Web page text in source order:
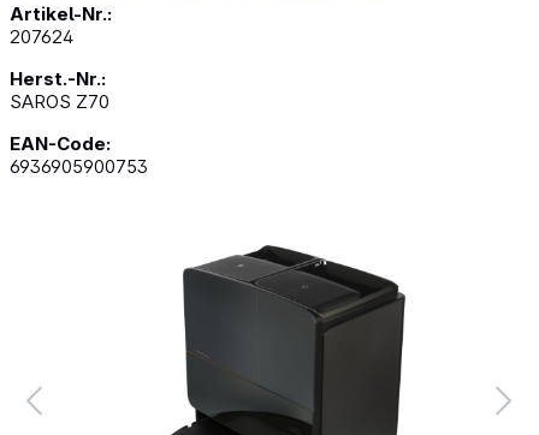
Artikel-Nr.:
207624
Herst.-Nr.:
SAROS Z70
EAN-Code:
6936905900753
Bildergalerie überspringen